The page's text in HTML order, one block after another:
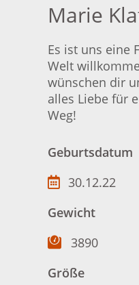
Marie
Es ist uns eine
Welt
wünschen dir
alles Liebe für
Weg!
Geburtsdatum
30.12.22
Gewicht
3890
Größe